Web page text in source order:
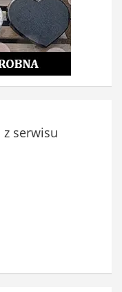
z serwisu